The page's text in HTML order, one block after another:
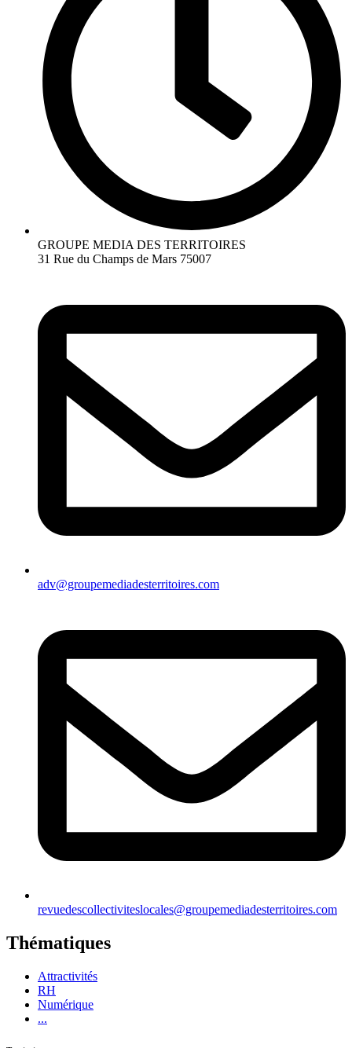
GROUPE MEDIA DES TERRITOIRES
31 Rue du Champs de Mars 75007
adv@groupemediadesterritoires.com
revuedescollectiviteslocales@groupemediadesterritoires.com
Thématiques
Attractivités
RH
Numérique
...